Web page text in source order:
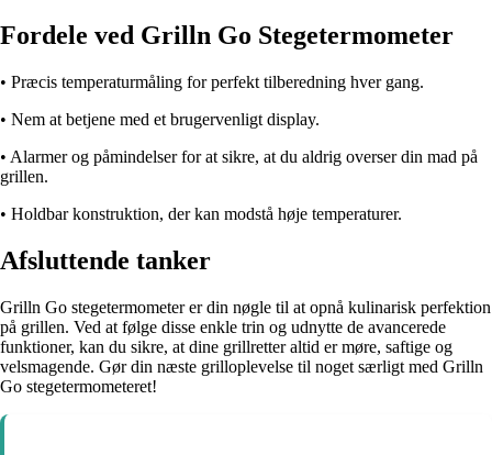
Fordele ved Grilln Go Stegetermometer
• Præcis temperaturmåling for perfekt tilberedning hver gang.
• Nem at betjene med et brugervenligt display.
• Alarmer og påmindelser for at sikre, at du aldrig overser din mad på
grillen.
• Holdbar konstruktion, der kan modstå høje temperaturer.
Afsluttende tanker
Grilln Go stegetermometer er din nøgle til at opnå kulinarisk perfektion
på grillen. Ved at følge disse enkle trin og udnytte de avancerede
funktioner, kan du sikre, at dine grillretter altid er møre, saftige og
velsmagende. Gør din næste grilloplevelse til noget særligt med Grilln
Go stegetermometeret!